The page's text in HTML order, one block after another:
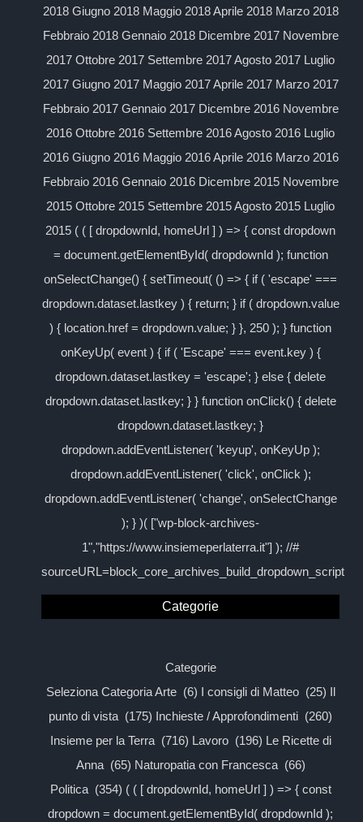
2018 Giugno 2018 Maggio 2018 Aprile 2018 Marzo 2018
Febbraio 2018 Gennaio 2018 Dicembre 2017 Novembre
2017 Ottobre 2017 Settembre 2017 Agosto 2017 Luglio
2017 Giugno 2017 Maggio 2017 Aprile 2017 Marzo 2017
Febbraio 2017 Gennaio 2017 Dicembre 2016 Novembre
2016 Ottobre 2016 Settembre 2016 Agosto 2016 Luglio
2016 Giugno 2016 Maggio 2016 Aprile 2016 Marzo 2016
Febbraio 2016 Gennaio 2016 Dicembre 2015 Novembre
2015 Ottobre 2015 Settembre 2015 Agosto 2015 Luglio
2015 ( ( [ dropdownId, homeUrl ] ) => { const dropdown
= document.getElementById( dropdownId ); function
onSelectChange() { setTimeout( () => { if ( 'escape' ===
dropdown.dataset.lastkey ) { return; } if ( dropdown.value
) { location.href = dropdown.value; } }, 250 ); } function
onKeyUp( event ) { if ( 'Escape' === event.key ) {
dropdown.dataset.lastkey = 'escape'; } else { delete
dropdown.dataset.lastkey; } } function onClick() { delete
dropdown.dataset.lastkey; }
dropdown.addEventListener( 'keyup', onKeyUp );
dropdown.addEventListener( 'click', onClick );
dropdown.addEventListener( 'change', onSelectChange
); } )( ["wp-block-archives-
1","https://www.insiemeperlaterra.it"] ); //#
sourceURL=block_core_archives_build_dropdown_script
Categorie
Categorie
Seleziona Categoria Arte (6) I consigli di Matteo (25) Il
punto di vista (175) Inchieste / Approfondimenti (260)
Insieme per la Terra (716) Lavoro (196) Le Ricette di
Anna (65) Naturopatia con Francesca (66)
Politica (354) ( ( [ dropdownId, homeUrl ] ) => { const
dropdown = document.getElementById( dropdownId );